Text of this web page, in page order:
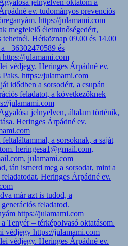
ev. tudományos prevenciós
https://julamami.com
megfelelő életminőségedért,
tehetnél. Hétköznap 09.00 és 14.00
+36302470589 és
julamami.com
védjegy. Heringes Árpádné ev.
https://julamami.com
idődben a sorsodért, a csupán
feladatot, a következőknek
julamami.com
jelnyelven, általam történik,
Heringes Árpádné ev.
a sorsoknak, a saját
heringesa1@gmail.com,
julamami.com
tán ismerd meg a sorsodat, mint a
Heringes Árpádné ev.
már azt is tudod, a
feladatod.
https://julamami.com
Tenyér – térképolvasó oktatásom.
védjegy https://julamami.com
védjegy. Heringes Árpádné ev.